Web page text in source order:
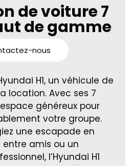
de voiture 7
de gamme
nous
H1, un véhicule de
location. Avec ses 7
généreux pour
votre groupe.
une escapade en
amis ou un
l’Hyundai H1